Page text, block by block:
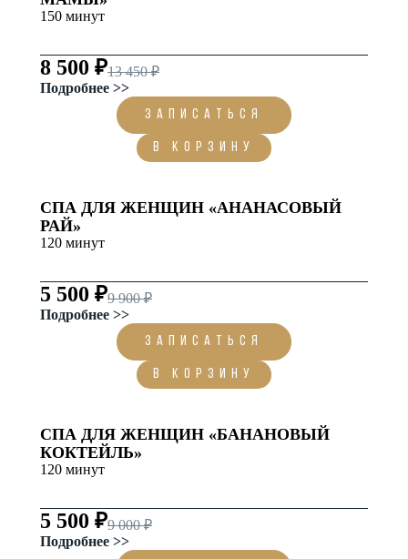
150 минут
8 500 ₽13 450 ₽
Подробнее >>
ЗАПИСАТЬСЯ
В корзину
СПА ДЛЯ ЖЕНЩИН «АНАНАСОВЫЙ
РАЙ»
120 минут
5 500 ₽9 900 ₽
Подробнее >>
ЗАПИСАТЬСЯ
В корзину
СПА ДЛЯ ЖЕНЩИН «БАНАНОВЫЙ
КОКТЕЙЛЬ»
120 минут
5 500 ₽9 000 ₽
Подробнее >>